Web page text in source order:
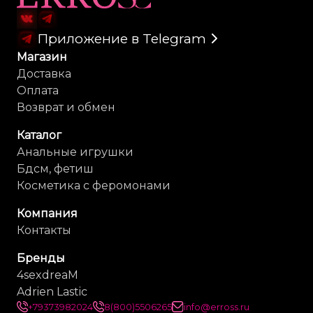
Водонепроницаемость:IPX7, подходит для использования
в воде.
Аккумулятор:
комплекте магнитный USB-кабель.
Приложение в Telegram
Магазин
Доставка
Оплата
Возврат и обмен
Каталог
Анальные игрушки
Бдсм, фетиш
Косметика с феромонами
Компания
Контакты
Бренды
4sexdreaM
Adrien Lastic
+79373982024 8(800)5506265 info@erross.ru